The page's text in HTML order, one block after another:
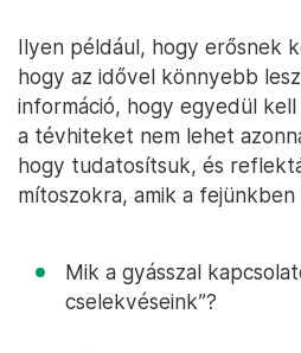
Ilyen például, hogy erősnek
hogy az idővel könnyebb
információ, hogy egyedül
a tévhiteket nem lehet
hogy tudatosítsuk, és
mítoszokra, amik a fejünkben
Mik a gyásszal
cselekvéseink”?